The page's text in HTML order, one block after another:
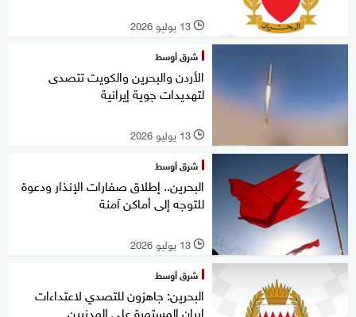
l 13 يوليو 2026
شرق أوسط
الأردن والبحرين والكويت تتصدى
لتهديدات جوية إيرانية
l 13 يوليو 2026
شرق أوسط
البحرين.. إطلاق صفارات الإنذار ودعوة
للتوجه إلى أماكن آمنة
l 13 يوليو 2026
شرق أوسط
البحرين: جاهزون للتصدي لاعتداءات
إيران المستمرة على المدنيين